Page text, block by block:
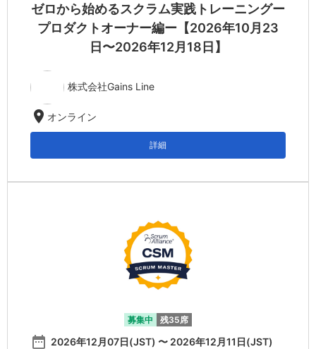
ゼロから始めるスクラム実践トレーニングー
プロダクトオーナー編ー【2026年10月23
日〜2026年12月18日】
株式会社Gains Line
location_on オンライン
詳細
募集中 残35席
date_range 2026年12月07日(JST) 〜 2026年12月11日(JST)